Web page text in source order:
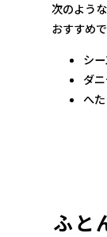
次のよう
おすすめで
シ
ダ
へ
ふと